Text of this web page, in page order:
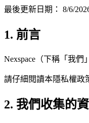
最後更新日期： 8/6/
1. 前言
Nexspace（下稱「我
請仔細閱讀本隱私權政
2. 我們收集的